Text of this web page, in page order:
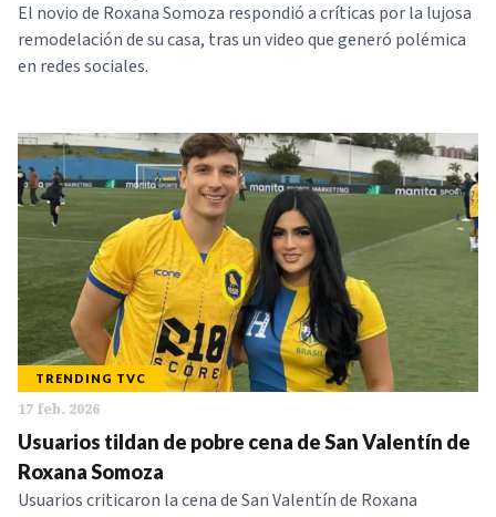
El novio de Roxana Somoza respondió a críticas por la lujosa
remodelación de su casa, tras un video que generó polémica
en redes sociales.
TRENDING TVC
17 feb. 2026
Usuarios tildan de pobre cena de San Valentín de
Roxana Somoza
Usuarios criticaron la cena de San Valentín de Roxana